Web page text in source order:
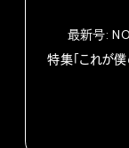
最新号:
特集「これが僕